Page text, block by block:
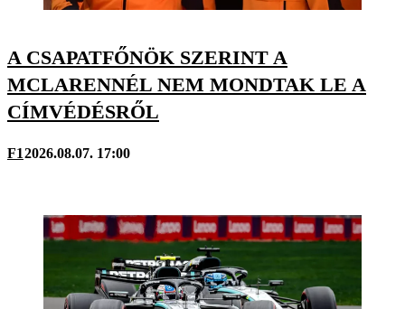
A CSAPATFŐNÖK SZERINT A
MCLARENNÉL NEM MONDTAK LE A
CÍMVÉDÉSRŐL
F12026.08.07. 17:00